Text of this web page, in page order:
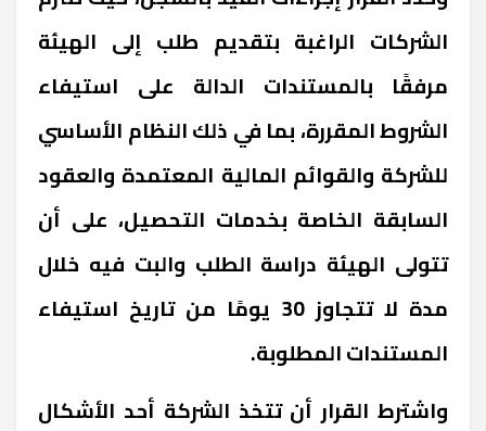
الشركات الراغبة بتقديم طلب إلى الهيئة
مرفقًا بالمستندات الدالة على استيفاء
الشروط المقررة، بما في ذلك النظام الأساسي
للشركة والقوائم المالية المعتمدة والعقود
السابقة الخاصة بخدمات التحصيل، على أن
تتولى الهيئة دراسة الطلب والبت فيه خلال
مدة لا تتجاوز 30 يومًا من تاريخ استيفاء
المستندات المطلوبة.
واشترط القرار أن تتخذ الشركة أحد الأشكال